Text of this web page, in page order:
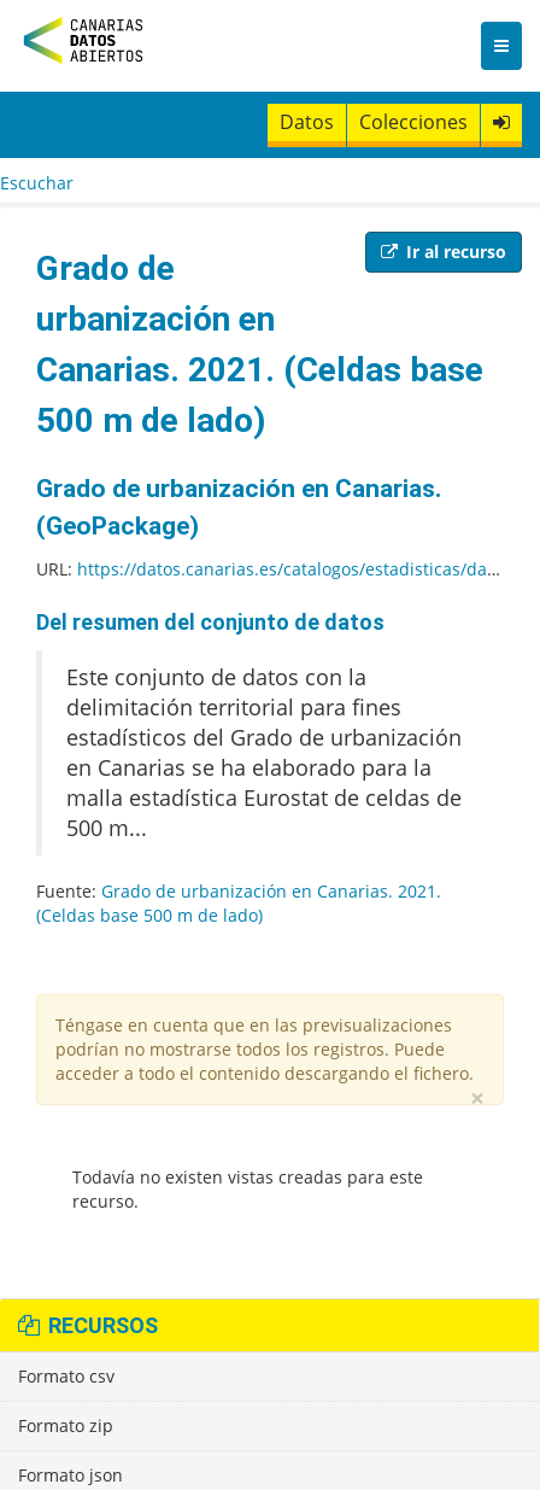
n
t
Datos Colecciones
Escuchar
Ir al recurso
Grado de
urbanización en
Canarias. 2021. (Celdas base
500 m de lado)
Grado de urbanización en Canarias.
(GeoPackage)
URL: https://datos.canarias.es/catalogos/estadisticas/dataset/96814f0c-e68e-4c1b-9ca3-88bd6e6b2460/resource/5474ee7b-1cb5-49e5-86fc-e252b6799599/download/degurba_500m2021.gpkg
Del resumen del conjunto de datos
Este conjunto de datos con la
delimitación territorial para fines
estadísticos del Grado de urbanización
en Canarias se ha elaborado para la
malla estadística Eurostat de celdas de
500 m...
Fuente: Grado de urbanización en Canarias. 2021.
(Celdas base 500 m de lado)
Téngase en cuenta que en las previsualizaciones
podrían no mostrarse todos los registros. Puede
acceder a todo el contenido descargando el fichero.
×
Todavía no existen vistas creadas para este
recurso.
RECURSOS
Formato csv
Formato zip
Formato json